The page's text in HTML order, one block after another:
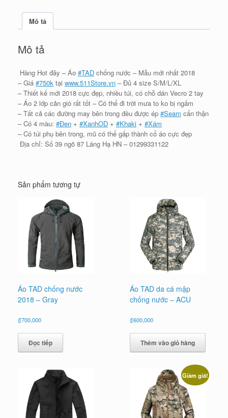
Mô tả
Mô tả
Hàng Hot đây – Áo #TAD chống nước – Mẫu mới nhất 2018
– Giá #750k tại www.511Store.vn – Đủ 4 size S/M/L/XL
– Thiết kế mới 2018 cực đẹp, nhiều túi, có chỗ dán Vecro 2 tay
– Áo 2 lớp cản gió rất tốt – Có thể đi trời mưa to ko bị ngấm
– Tất cả các đường may bên trong đều được ép #Seam cẩn thận
– Có 4 màu: #Đen + #XanhOD + #Khaki + #Xám
– Có túi phụ bên trong, mũ có thể gấp thành cổ áo cực đẹp
Địa chỉ: Số 39 ngõ 87 Láng Hạ HN – 01299331122
Sản phẩm tương tự
Áo TAD chống nước
2018 – Gray
₫700,000
Đọc tiếp
Áo TAD da cá mập
chống nước – ACU
₫600,000
Thêm vào giỏ hàng
Giảm giá!